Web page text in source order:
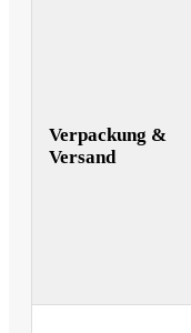
Verpackung &
Versand